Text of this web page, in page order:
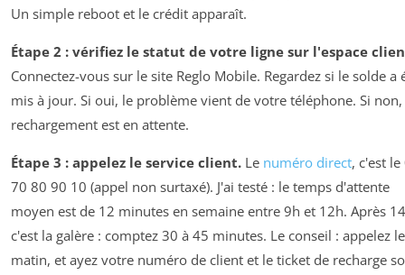
Un simple reboot et le crédit apparaît.
Étape 2 : vérifiez le statut de votre ligne sur l'espace
Connectez-vous sur le site Reglo Mobile. Regardez si le solde a
mis à jour. Si oui, le problème vient de votre téléphone. Si
rechargement est en attente.
Étape 3 : appelez le service client. Le numéro direct, c'est le
70 80 90 10 (appel non surtaxé). J'ai testé : le temps d'attente
moyen est de 12 minutes en semaine entre 9h et 12h. Après
c'est la galère : comptez 30 à 45 minutes. Le conseil : appelez le
matin, et ayez votre numéro de client et le ticket de recharge